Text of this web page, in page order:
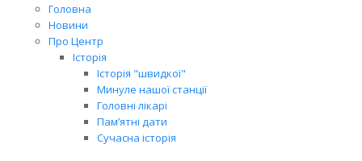
Головна
Новини
Про Центр
Історія
Історія "швидкої"
Минуле нашої станції
Головні лікарі
Пам’ятні дати
Сучасна історія